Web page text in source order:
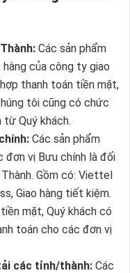
Các sản phẩm
của công ty giao
thanh toán tiền mặt,
tôi cũng có chức
Quý khách.
Các sản phẩm
vị Bưu chính là đối
Gồm có: Viettel
Giao hàng tiết kiệm.
mặt, Quý khách có
toán cho các đơn vị
các tỉnh/thành: Các